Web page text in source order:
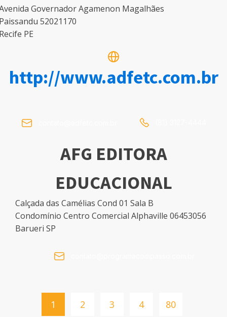
Governador Agamenon Magalhães
52021170
PE
http://www.adfetc.com.br
AFG EDITORA
EDUCACIONAL
Calçada das Camélias Cond 01 Sala B
Condomínio Centro Comercial Alphaville 06453056
Barueri SP
1 2 3 4 80